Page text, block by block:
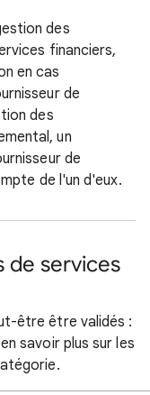
des
financiers,
en cas
de
des
un
de
de l'un d'eux.
de services
être être validés :
savoir plus sur les